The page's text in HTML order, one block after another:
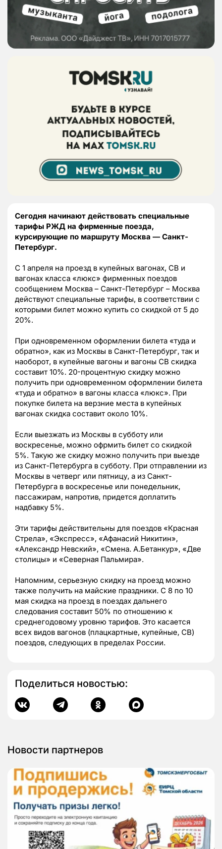
Сегодня начинают действовать специальные
тарифы РЖД на фирменные поезда,
курсирующие по маршруту Москва — Санкт-
Петербург.
С 1 апреля на проезд в купейных вагонах, СВ и
вагонах класса «люкс» фирменных поездов
сообщением Москва – Санкт-Петербург – Москва
действуют специальные тарифы, в соответствии с
которыми билет можно купить со скидкой от 5 до
20%.
При одновременном оформлении билета «туда и
обратно», как из Москвы в Санкт-Петербург, так и
наоборот, в купейные вагоны и вагоны СВ скидка
составит 10%. 20-процентную скидку можно
получить при одновременном оформлении билета
«туда и обратно» в вагоны класса «люкс». При
покупке билета на верзние места в купейных
вагонах скидка составит около 10%.
Если выезжать из Москвы в субботу или
воскресенье, можно офрмить билет со скидкой
5%. Такую же скидку можно получить при выезде
из Санкт-Петербурга в субботу. При отправлении из
Москвы в четверг или пятницу, а из Санкт-
Петербурга в воскресенье или понедельник,
пассажирам, напротив, придется доплатить
надбавку 5%.
Эти тарифы действительны для поездов «Красная
Стрела», «Экспресс», «Афанасий Никитин»,
«Александр Невский», «Смена. А.Бетанкур», «Две
столицы» и «Северная Пальмира».
Напомним, серьезную скидку на проезд можно
также получить на майские праздники. С 8 по 10
мая скидка на проезд в поездах дальнего
следования составит 50% по отношению к
среднегодовому уровню тарифов. Это касается
всех видов вагонов (плацкартные, купейные, СВ)
поездов, следующих в пределах России.
Поделиться новостью:
Новости партнеров